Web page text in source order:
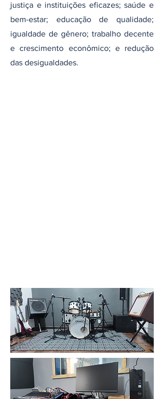
justiça e instituições eficazes; saúde e
bem-estar; educação de qualidade;
igualdade de gênero; trabalho decente
e crescimento econômico; e redução
das desigualdades.